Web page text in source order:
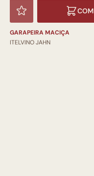
GARAPEIRA MACIÇA
ITELVINO JAHN